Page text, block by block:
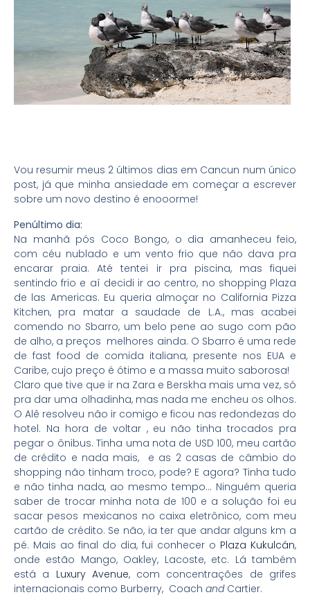
Vou resumir meus 2 últimos dias em Cancun num único
post, já que minha ansiedade em começar a escrever
sobre um novo destino é enooorme!
Penúltimo dia:
Na manhã pós Coco Bongo, o dia amanheceu feio,
com céu nublado e um vento frio que não dava pra
encarar praia. Até tentei ir pra piscina, mas fiquei
sentindo frio e aí decidi ir ao centro, no shopping Plaza
de las Americas. Eu queria almoçar no California Pizza
Kitchen, pra matar a saudade de L.A., mas acabei
comendo no Sbarro, um belo pene ao sugo com pão
de alho, a preços melhores ainda. O Sbarro é uma rede
de fast food de comida italiana, presente nos EUA e
Caribe, cujo preço é ótimo e a massa muito saborosa!
Claro que tive que ir na Zara e Berskha mais uma vez, só
pra dar uma olhadinha, mas nada me encheu os olhos.
O Alê resolveu não ir comigo e ficou nas redondezas do
hotel. Na hora de voltar , eu não tinha trocados pra
pegar o ônibus. Tinha uma nota de USD 100, meu cartão
de crédito e nada mais, e as 2 casas de câmbio do
shopping não tinham troco, pode? E agora? Tinha tudo
e não tinha nada, ao mesmo tempo… Ninguém queria
saber de trocar minha nota de 100 e a solução foi eu
sacar pesos mexicanos no caixa eletrônico, com meu
cartão de crédito. Se não, ia ter que andar alguns km a
pé. Mais ao final do dia, fui conhecer o Plaza Kukulcán,
onde estão Mango, Oakley, Lacoste, etc. Lá também
está a Luxury Avenue, com concentrações de grifes
internacionais como Burberry, Coach andCartier.